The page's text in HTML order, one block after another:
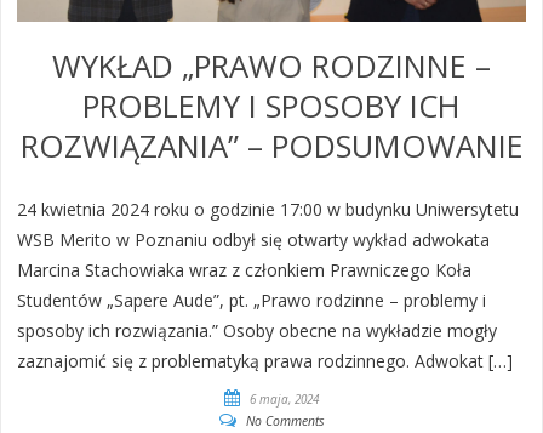
WYKŁAD „PRAWO RODZINNE –
PROBLEMY I SPOSOBY ICH
ROZWIĄZANIA” – PODSUMOWANIE
24 kwietnia 2024 roku o godzinie 17:00 w budynku Uniwersytetu
WSB Merito w Poznaniu odbył się otwarty wykład adwokata
Marcina Stachowiaka wraz z członkiem Prawniczego Koła
Studentów „Sapere Aude”, pt. „Prawo rodzinne – problemy i
sposoby ich rozwiązania.” Osoby obecne na wykładzie mogły
zaznajomić się z problematyką prawa rodzinnego. Adwokat […]
6 maja, 2024
No Comments